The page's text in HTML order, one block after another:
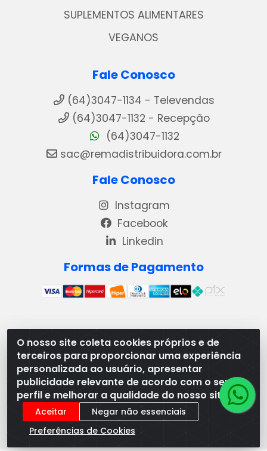
O nosso site coleta cookies próprios e de
terceiros para proporcionar uma experiência
personalizada ao usuário, apresentar
publicidade relevante de acordo com o seu
perfil e melhorar a qualidade do nosso site.
Aceitar
Negar não essenciais
Preferências de Cookies
SUPLEMENTOS ALIMENTARES
VEGANOS
Fale Conosco
(64)3047-1134 - Televendas
(64)3047-1132 - Recepção
(64)3047-1132
sac@remadistribuidora.com.br
Fale Conosco
Instagram
Facebook
Linkedin
Formas de Pagamento
REMA DISTRIBUIDORA E REPRESENTAÇÕES DE PRODUTOS
LACTEOS LTDA - VIA DPI 6 QD 4 LOTES 13 E 14, BAIRRO DPI
- MORRINHOS/GO - CEP:75.653-408 - CNPJ:
03.369.186/0001-49